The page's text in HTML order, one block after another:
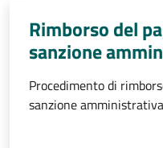
Rimborso del
sanzione
Procedimento di
sanzione amministrativa